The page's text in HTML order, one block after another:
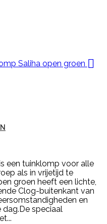

een tuinklomp voor alle
als in vrijetijd te
groen heeft een lichte,
Clog-buitenkant van
en
dag.De speciaal